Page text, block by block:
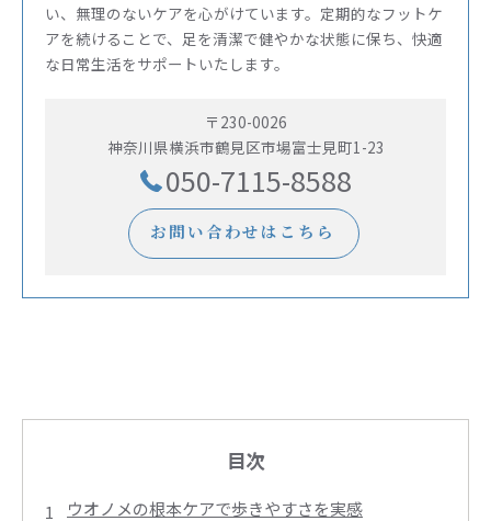
い、無理のないケアを心がけています。定期的なフットケ
アを続けることで、足を清潔で健やかな状態に保ち、快適
な日常生活をサポートいたします。
〒230-0026
神奈川県横浜市鶴見区市場富士見町1-23
050-7115-8588
お問い合わせはこちら
目次
ウオノメの根本ケアで歩きやすさを実感